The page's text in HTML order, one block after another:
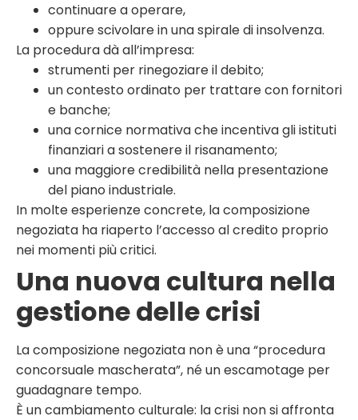
continuare a operare,
oppure scivolare in una spirale di insolvenza.
La procedura dà all’impresa:
strumenti per rinegoziare il debito;
un contesto ordinato per trattare con fornitori
e banche;
una cornice normativa che incentiva gli istituti
finanziari a sostenere il risanamento;
una maggiore credibilità nella presentazione
del piano industriale.
In molte esperienze concrete, la composizione
negoziata ha riaperto l’accesso al credito proprio
nei momenti più critici.
Una nuova cultura nella
gestione delle crisi
La composizione negoziata non è una “procedura
concorsuale mascherata”, né un escamotage per
guadagnare tempo.
È un cambiamento culturale: la crisi non si affronta